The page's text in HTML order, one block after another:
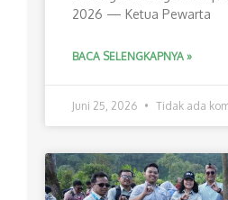
2026 — Ketua Pewarta
BACA SELENGKAPNYA »
Juni 25, 2026 Tidak ada